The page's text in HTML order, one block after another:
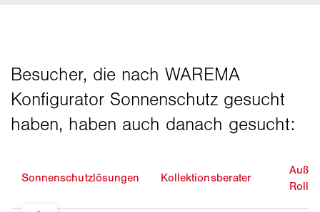
Sonnenschutzlösungen Kollektionsberater